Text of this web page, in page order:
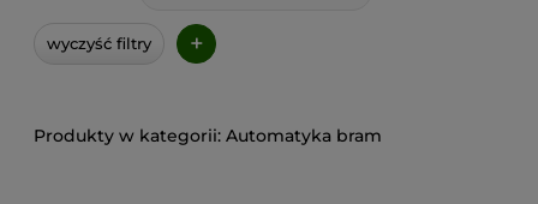
wyczyść filtry +
Automatyka bram